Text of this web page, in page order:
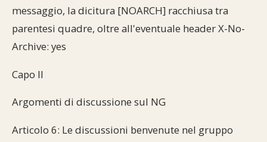
messaggio, la dicitura [NOARCH] racchiusa tra
parentesi quadre, oltre all'eventuale header X-No-
Archive: yes
Capo II
Argomenti di discussione sul NG
Articolo 6: Le discussioni benvenute nel gruppo